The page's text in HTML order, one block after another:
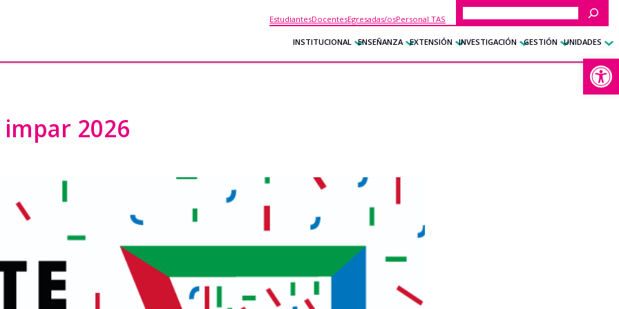
EstudiantesDocentesEgresadas/osPersonal TAS
Buscar
INSTITUCIONAL ENSEÑANZA EXTENSIÓN INVESTIGACIÓN GESTIÓN UNIDADES
2026